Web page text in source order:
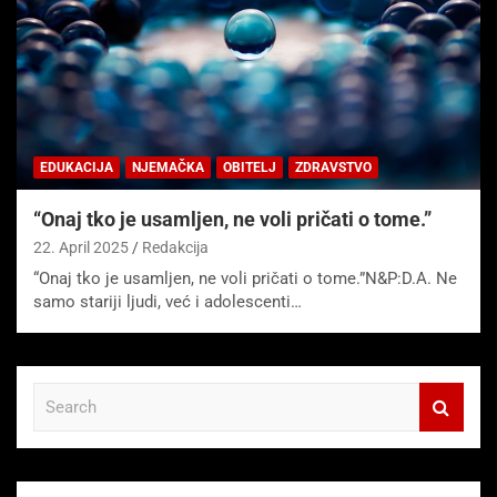
EDUKACIJA NJEMAČKA OBITELJ ZDRAVSTVO
“Onaj tko je usamljen, ne voli pričati o tome.”
22. April 2025 Redakcija
“Onaj tko je usamljen, ne voli pričati o tome.”N&P:D.A. Ne
samo stariji ljudi, već i adolescenti…
c